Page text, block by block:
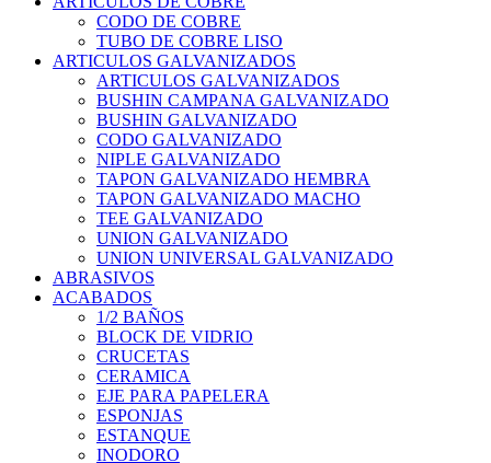
CODO DE COBRE
TUBO DE COBRE LISO
ARTICULOS GALVANIZADOS
ARTICULOS GALVANIZADOS
BUSHIN CAMPANA GALVANIZADO
BUSHIN GALVANIZADO
CODO GALVANIZADO
NIPLE GALVANIZADO
TAPON GALVANIZADO HEMBRA
TAPON GALVANIZADO MACHO
TEE GALVANIZADO
UNION GALVANIZADO
UNION UNIVERSAL GALVANIZADO
ABRASIVOS
ACABADOS
1/2 BAÑOS
BLOCK DE VIDRIO
CRUCETAS
CERAMICA
EJE PARA PAPELERA
ESPONJAS
ESTANQUE
INODORO